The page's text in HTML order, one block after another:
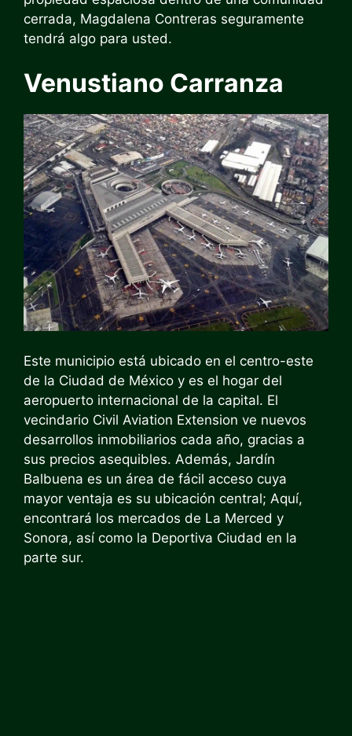
cerrada, Magdalena Contreras seguramente
tendrá algo para usted.
Venustiano Carranza
Este municipio está ubicado en el centro-este
de la Ciudad de México y es el hogar del
aeropuerto internacional de la capital. El
vecindario Civil Aviation Extension ve nuevos
desarrollos inmobiliarios cada año, gracias a
sus precios asequibles. Además, Jardín
Balbuena es un área de fácil acceso cuya
mayor ventaja es su ubicación central; Aquí,
encontrará los mercados de La Merced y
Sonora, así como la Deportiva Ciudad en la
parte sur.